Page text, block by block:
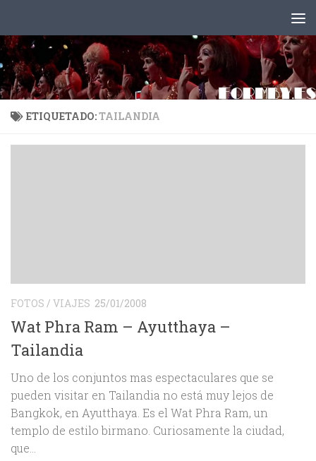
ETIQUETADO:TAILANDIA
FOTOS / VIAJES 25/01/2008
Wat Phra Ram – Ayutthaya –
Tailandia
Uno de los conjuntos mas espectaculares que se
pueden visitar en Tailandia no está muy lejos de
Bangkok, en Ayutthaya. Es el Wat Phra Ram, un
templo de estilo birmano. Curiosamente la ciudad,
que...